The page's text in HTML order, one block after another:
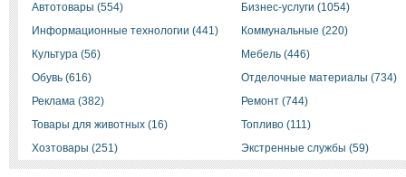
Автотовары (554)
Бизнес-услуги (1054)
Информационные технологии (441)
Коммунальные (220)
Культура (56)
Мебель (446)
Обувь (616)
Отделочные материалы (734)
Реклама (382)
Ремонт (744)
Товары для животных (16)
Топливо (111)
Хозтовары (251)
Экстренные службы (59)